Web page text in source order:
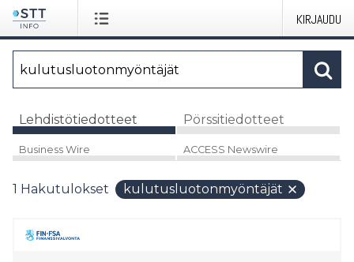
KIRJAUDU
Lehdistötiedotteet Pörssitiedotteet
Business Wire ACCESS Newswire
1 Hakutulokset kulutusluotonmyöntäjät